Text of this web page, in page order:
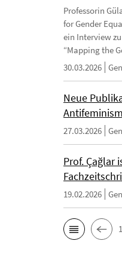
Professorin
for Gender
ein Interview
“Mapping the
30.03.2026
Neue
27.03.2026
Prof. Çağlar
19.02.2026